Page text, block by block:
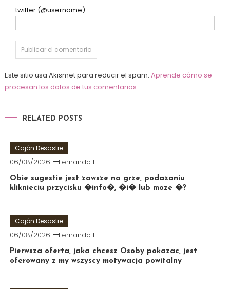
twitter (@username)
Este sitio usa Akismet para reducir el spam. Aprende cómo se
procesan los datos de tus comentarios.
RELATED POSTS
Cajón Desastre
06/08/2026 Fernando F
Obie sugestie jest zawsze na grze, podazaniu
kliknieciu przycisku �info�, �i� lub moze �?
Cajón Desastre
06/08/2026 Fernando F
Pierwsza oferta, jaka chcesz Osoby pokazac, jest
oferowany z my wszyscy motywacja powitalny